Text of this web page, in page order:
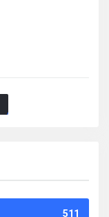
511